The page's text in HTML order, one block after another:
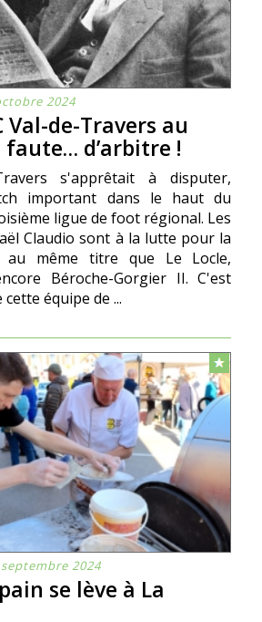
2024
Val-de-Travers au
d’arbitre !
s'apprêtait à disputer,
important dans le haut du
ligue de foot régional. Les
Claudio sont à la lutte pour la
au même titre que Le Locle,
Béroche-Gorgier II. C'est
équipe de ...
2024
se lève à La